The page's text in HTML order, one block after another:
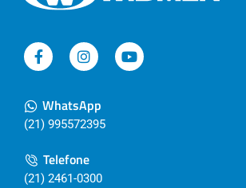
WhatsApp
(21) 995572395
Telefone
(21) 2461-0300